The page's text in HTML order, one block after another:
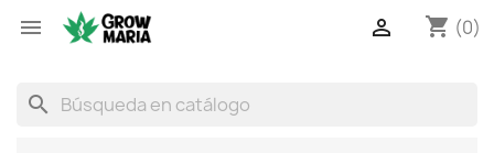
 shopping_cart (0)

search